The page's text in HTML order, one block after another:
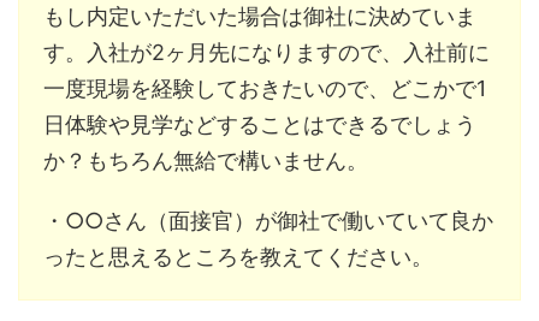
もし内定いただいた場合は御社に決めていま
す。入社が2ヶ月先になりますので、入社前に
一度現場を経験しておきたいので、どこかで1
日体験や見学などすることはできるでしょう
か？もちろん無給で構いません。
・○○さん（面接官）が御社で働いていて良か
ったと思えるところを教えてください。